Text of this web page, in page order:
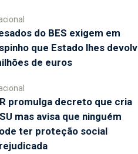
do BES exigem em
que Estado lhes
de euros
promulga decreto que cria
mas avisa que ninguém
ter proteção social